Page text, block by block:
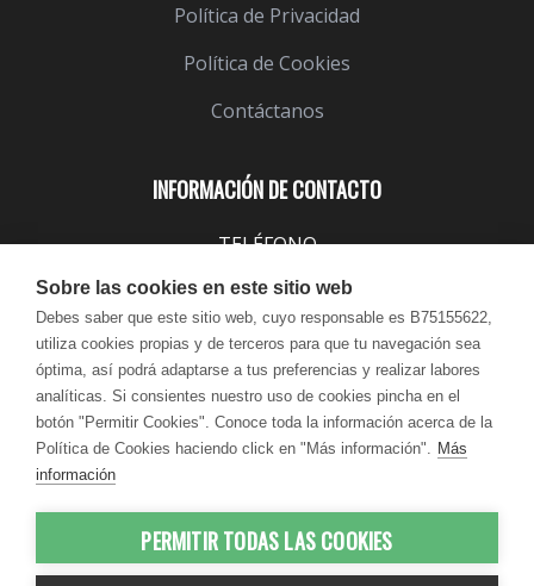
INFORMACIÓN DE CONTACTO
TELÉFONO
EMAIL
info@lindavita.com
HORARIO
Lun - Jue / 9:00 - 18:30
Vie / 9:00 - 17:30
Política de Privacidad
Política de Cookies
Contáctanos
Sobre las cookies en este sitio web
Debes saber que este sitio web, cuyo responsable es B75155622,
utiliza cookies propias y de terceros para que tu navegación sea
óptima, así podrá adaptarse a tus preferencias y realizar labores
analíticas. Si consientes nuestro uso de cookies pincha en el
botón "Permitir Cookies". Conoce toda la información acerca de la
Política de Cookies haciendo click en "Más información". Más
información
PERMITIR TODAS LAS COOKIES